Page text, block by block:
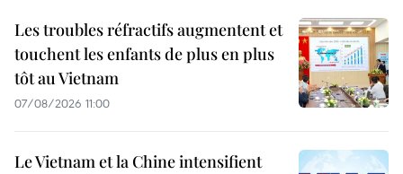
Les troubles réfractifs augmentent et
touchent les enfants de plus en plus
tôt au Vietnam
07/08/2026 11:00
Le Vietnam et la Chine intensifient